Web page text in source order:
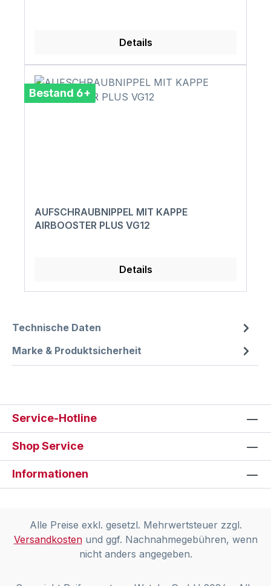
Details
Bestand 6+
AUFSCHRAUBNIPPEL MIT KAPPE
AIRBOOSTER PLUS VG12
Details
Technische Daten
Marke & Produktsicherheit
Service-Hotline
Shop Service
Informationen
Alle Preise exkl. gesetzl. Mehrwertsteuer zzgl.
Versandkostenund ggf. Nachnahmegebühren, wenn
nicht anders angegeben.